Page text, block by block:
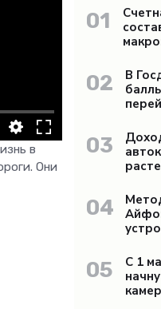
в
Они
01
02
В
03
04
05
С 1